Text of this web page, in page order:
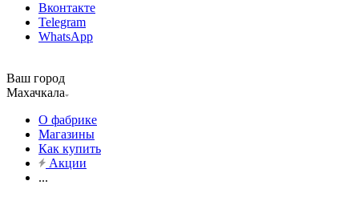
Вконтакте
Telegram
WhatsApp
Ваш город
Махачкала
О фабрике
Магазины
Как купить
Акции
...